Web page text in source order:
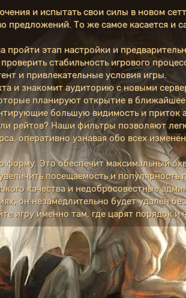
и испытать свои силы в новом
предложений. То же самое касается и
этап настройки и
стабильность игрового
и привлекательные условия игры.
и знакомит аудиторию с новыми
планируют открытие в
большую видимость и приток
рейтов? Наши фильтры позволяют
оперативно узнавая обо всех
форму. Это обеспечит максимальный
посещаемость и популярность
качества и недобросовестные
он незамедлительно будет удалён
игру именно там, где царят порядок и